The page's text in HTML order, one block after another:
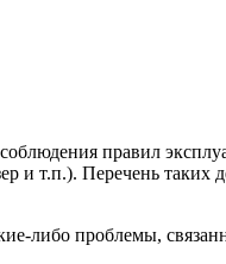
правил
т.п.). Перечень таких
либо проблемы,